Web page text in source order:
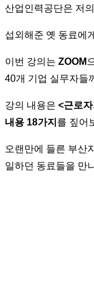
산업인력공단은 저
섭외해준 옛 동료에
이번 강의는 ZOOM
40개 기업 실무자들
강의 내용은 <근로
내용 18가지 를 짚어
오랜만에 들른 부산
일하던 동료들을 만